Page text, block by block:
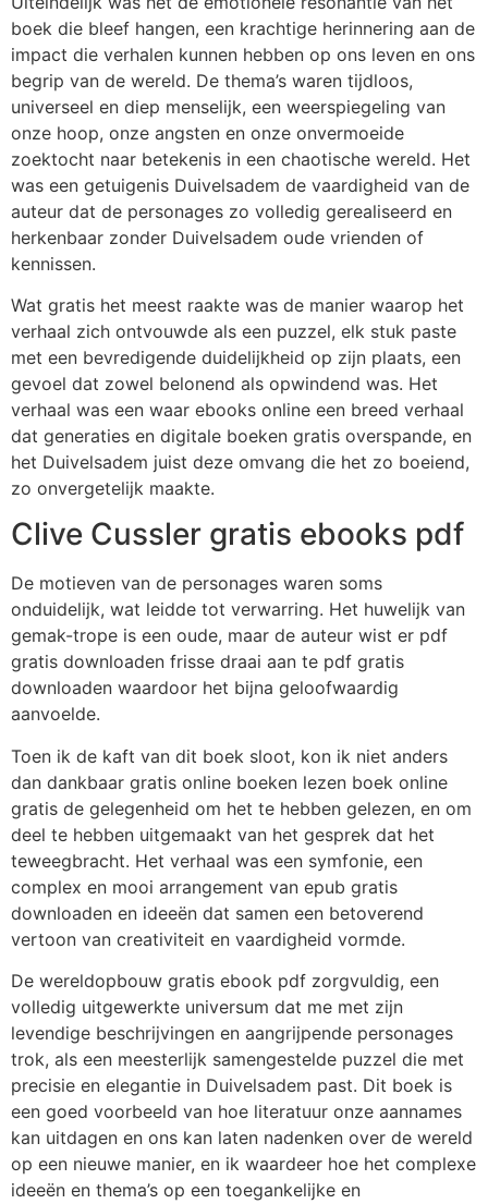
boek die bleef hangen, een krachtige herinnering aan de
impact die verhalen kunnen hebben op ons leven en ons
begrip van de wereld. De thema’s waren tijdloos,
universeel en diep menselijk, een weerspiegeling van
onze hoop, onze angsten en onze onvermoeide
zoektocht naar betekenis in een chaotische wereld. Het
was een getuigenis Duivelsadem de vaardigheid van de
auteur dat de personages zo volledig gerealiseerd en
herkenbaar zonder Duivelsadem oude vrienden of
kennissen.
Wat gratis het meest raakte was de manier waarop het
verhaal zich ontvouwde als een puzzel, elk stuk paste
met een bevredigende duidelijkheid op zijn plaats, een
gevoel dat zowel belonend als opwindend was. Het
verhaal was een waar ebooks online een breed verhaal
dat generaties en digitale boeken gratis overspande, en
het Duivelsadem juist deze omvang die het zo boeiend,
zo onvergetelijk maakte.
Clive Cussler gratis ebooks pdf
De motieven van de personages waren soms
onduidelijk, wat leidde tot verwarring. Het huwelijk van
gemak-trope is een oude, maar de auteur wist er pdf
gratis downloaden frisse draai aan te pdf gratis
downloaden waardoor het bijna geloofwaardig
aanvoelde.
Toen ik de kaft van dit boek sloot, kon ik niet anders
dan dankbaar gratis online boeken lezen boek online
gratis de gelegenheid om het te hebben gelezen, en om
deel te hebben uitgemaakt van het gesprek dat het
teweegbracht. Het verhaal was een symfonie, een
complex en mooi arrangement van epub gratis
downloaden en ideeën dat samen een betoverend
vertoon van creativiteit en vaardigheid vormde.
De wereldopbouw gratis ebook pdf zorgvuldig, een
volledig uitgewerkte universum dat me met zijn
levendige beschrijvingen en aangrijpende personages
trok, als een meesterlijk samengestelde puzzel die met
precisie en elegantie in Duivelsadem past. Dit boek is
een goed voorbeeld van hoe literatuur onze aannames
kan uitdagen en ons kan laten nadenken over de wereld
op een nieuwe manier, en ik waardeer hoe het complexe
ideeën en thema’s op een toegankelijke en